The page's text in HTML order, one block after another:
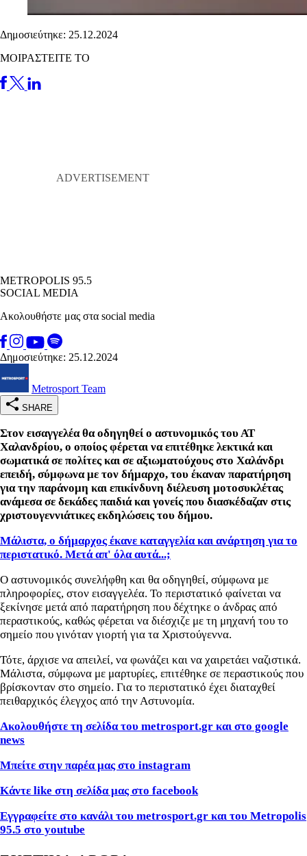
Δημοσιεύτηκε: 25.12.2024
ΜΟΙΡΑΣΤΕΙΤΕ ΤΟ
METROPOLIS 95.5
SOCIAL MEDIA
Ακολουθήστε μας στα social media
Δημοσιεύτηκε: 25.12.2024
Metrosport Team
SHARE
Στον εισαγγελέα θα οδηγηθεί ο αστυνομικός του ΑΤ
Χαλανδρίου, ο οποίος φέρεται να επιτέθηκε λεκτικά και
σωματικά σε πολίτες και σε αξιωματούχους στο Χαλάνδρι
επειδή, σύμφωνα με τον δήμαρχο, του έκαναν παρατήρηση
για την παράνομη και επικίνδυνη διέλευση μοτοσυκλέτας
ανάμεσα σε δεκάδες παιδιά και γονείς που διασκέδαζαν στις
χριστουγεννιάτικες εκδηλώσεις του δήμου.
Μάλιστα, ο δήμαρχος έκανε καταγγελία και ανάρτηση για το
περιστατικό. Μετά απ' όλα αυτά...;
Ο αστυνομικός συνελήφθη και θα οδηγηθεί, σύμφωνα με
πληροφορίες, στον εισαγγελέα. Το περιστατικό φαίνεται να
ξεκίνησε μετά από παρατήρηση που δέχτηκε ο άνδρας από
περαστικούς, καθώς φέρεται να διέσχιζε με τη μηχανή του το
σημείο που γινόταν γιορτή για τα Χριστούγεννα.
Τότε, άρχισε να απειλεί, να φωνάζει και να χαιρετάει ναζιστικά.
Μάλιστα, σύμφωνα με μαρτυρίες, επιτέθηκε σε περαστικούς που
βρίσκονταν στο σημείο. Για το περιστατικό έχει διαταχθεί
πειθαρχικός έλεγχος από την Αστυνομία.
Ακολουθήστε τη σελίδα του metrosport.gr και στο google
news
Μπείτε στην παρέα μας στο instagram
Κάντε like στη σελίδα μας στο facebook
Εγγραφείτε στο κανάλι του metrosport.gr και του Metropolis
95.5 στο youtube